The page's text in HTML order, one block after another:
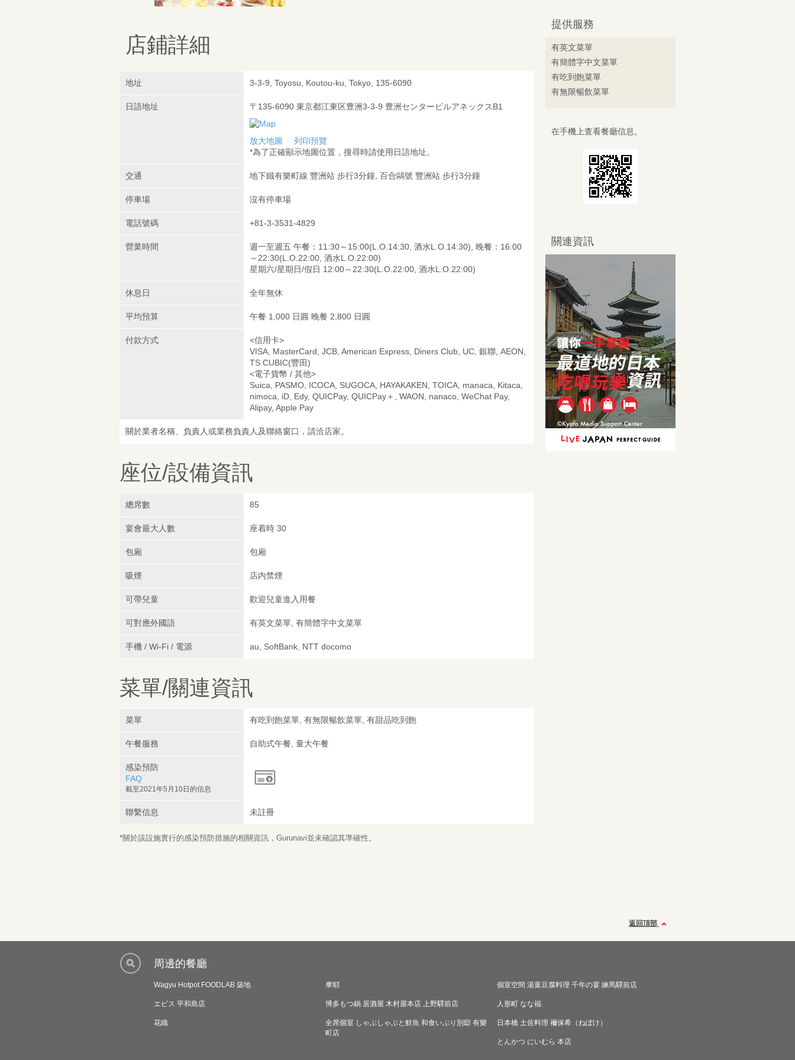
店鋪詳細
地址 3-3-9, Toyosu, Koutou-ku, Tokyo, 135-6090
日語地址 〒135-6090 東京都江東区豊洲3-3-9 豊洲センタービルアネックスB1
放大地圖
列印預覽
*為了正確顯示地圖位置，搜尋時請使用日語地址。
交通 地下鐵有樂町線 豐洲站 步行3分鐘, 百合鷗號 豐洲站 步行3分鐘
停車場 沒有停車場
電話號碼 +81-3-3531-4829
營業時間
週一至週五 午餐：11:30～15:00(L.O.14:30, 酒水L.O.14:30), 晚餐：16:00
～22:30(L.O.22:00, 酒水L.O.22:00)
星期六/星期日/假日 12:00～22:30(L.O.22:00, 酒水L.O.22:00)
休息日 全年無休
平均預算 午餐 1,000 日圓 晚餐 2,800 日圓
付款方式
<信用卡>
VISA, MasterCard, JCB, American Express, Diners Club, UC, 銀聯, AEON,
TS CUBIC(豐田)
<電子貨幣 / 其他>
Suica, PASMO, ICOCA, SUGOCA, HAYAKAKEN, TOICA, manaca, Kitaca,
nimoca, iD, Edy, QUICPay, QUICPay＋, WAON, nanaco, WeChat Pay,
Alipay, Apple Pay
關於業者名稱、負責人或業務負責人及聯絡窗口，請洽店家。
座位/設備資訊
總席數 85
宴會最大人數 座着時 30
包廂 包廂
吸煙 店内禁煙
可帶兒童 歡迎兒童進入用餐
可對應外國語 有英文菜單, 有簡體字中文菜單
手機 / Wi-Fi / 電源 au, SoftBank, NTT docomo
菜單/關連資訊
菜單 有吃到飽菜單, 有無限暢飲菜單, 有甜品吃到飽
午餐服務 自助式午餐, 量大午餐
感染預防
FAQ
截至2021年5月10日的信息
聯繫信息 未註冊
*關於該設施實行的感染預防措施的相關資訊，Gurunavi並未確認其準確性。
提供服務
有英文菜單
有簡體字中文菜單
有吃到飽菜單
有無限暢飲菜單
在手機上査看餐廳信息。
關連資訊
返回頂部
周邊的餐廳
Wagyu Hotpot FOODLAB 築地 摩耶 個室空間 湯葉豆腐料理 千年の宴 練馬驛前店
エビス 平和島店 博多もつ鍋 居酒屋 木村屋本店 上野驛前店 人形町 なな福
花織
全席個室 しゃぶしゃぶと鮮魚 和食いぶり別邸 有樂
町店
日本橋 土佐料理 禰保希（ねぼけ）
とんかつ にいむら 本店